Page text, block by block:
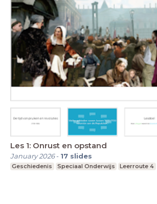
Les 1: Onrust en opstand
January 2026- 17 slides
Geschiedenis Speciaal Onderwijs Leerroute 4